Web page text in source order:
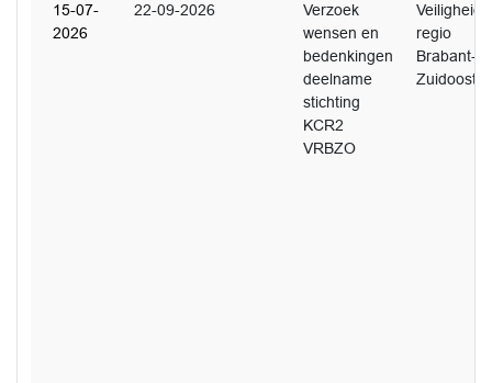
15-07-
2026
22-09-2026
Verzoek
wensen en
bedenkingen
deelname
stichting
KCR2
VRBZO
Veiligheids
regio
Brabant-
Zuidoost